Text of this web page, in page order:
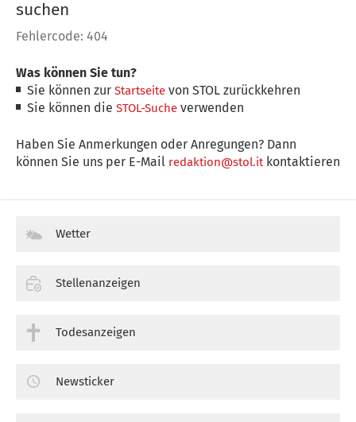
suchen
Fehlercode: 404
Was können Sie tun?
Sie können zurStartseite von STOL zurückkehren
Sie können dieSTOL-Suche verwenden
Haben Sie Anmerkungen oder Anregungen? Dann
können Sie uns per E-Mail redaktion@stol.itkontaktieren
Wetter
Stellenanzeigen
Todesanzeigen
Newsticker